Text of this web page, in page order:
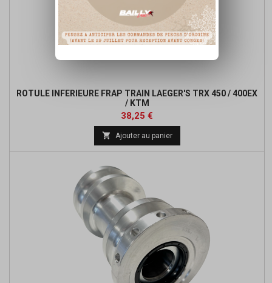
ROTULE INFERIEURE FRAP TRAIN LAEGER'S TRX 450 / 400EX
/ KTM
Prix
38,25 €
base
 Ajouter au panier